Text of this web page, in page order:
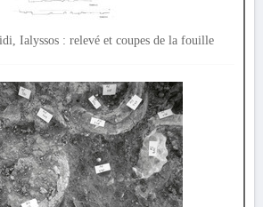
Ialyssos : relevé et coupes de la fouille